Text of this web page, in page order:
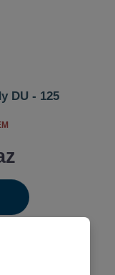
DU - 125